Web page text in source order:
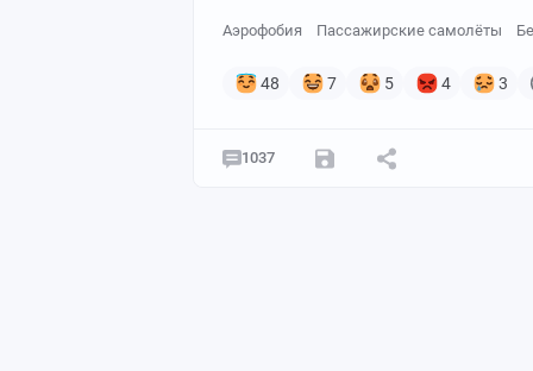
Аэрофобия Пассажирские самолёты
48 7 5 4 3
1037